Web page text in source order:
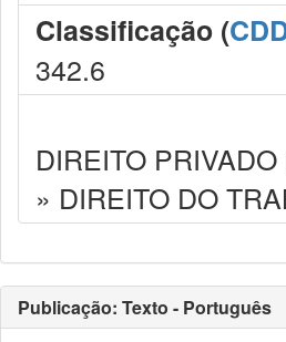
Classificação (
342.6
DIREITO PRIVADO
» DIREITO DO
Publicação: Texto - Português